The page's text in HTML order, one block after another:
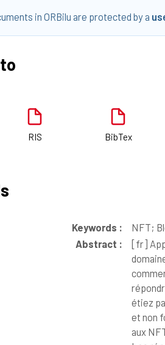
in ORBilu are protected by a
RIS BibTex
Keywords :
NFT;
Abstract :
[fr]
étiez
et non
aux